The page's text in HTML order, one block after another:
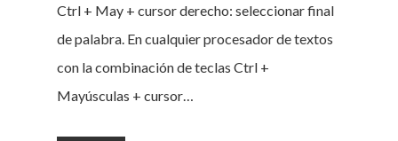
Ctrl + May + cursor derecho: seleccionar final
de palabra. En cualquier procesador de textos
con la combinación de teclas Ctrl +
Mayúsculas + cursor…